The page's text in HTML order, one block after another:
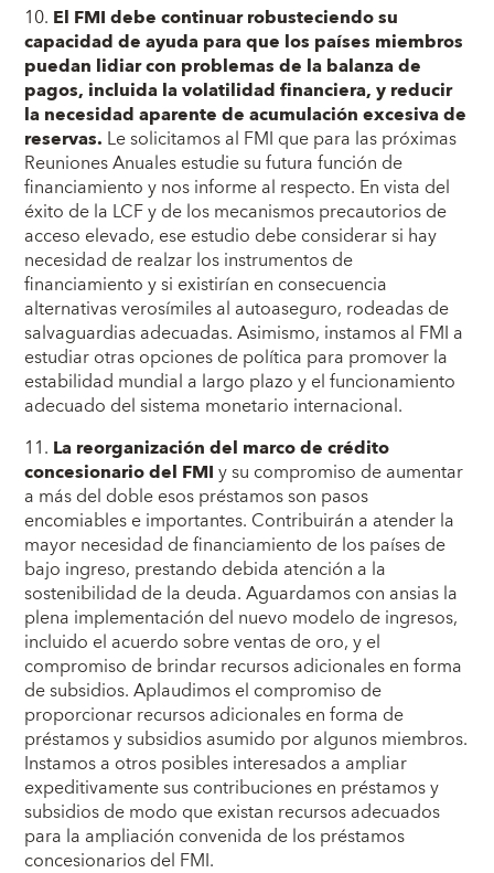
10. El FMI debe continuar robusteciendo su
capacidad de ayuda para que los países miembros
puedan lidiar con problemas de la balanza de
pagos, incluida la volatilidad financiera, y reducir
la necesidad aparente de acumulación excesiva de
reservas. Le solicitamos al FMI que para las próximas
Reuniones Anuales estudie su futura función de
financiamiento y nos informe al respecto. En vista del
éxito de la LCF y de los mecanismos precautorios de
acceso elevado, ese estudio debe considerar si hay
necesidad de realzar los instrumentos de
financiamiento y si existirían en consecuencia
alternativas verosímiles al autoaseguro, rodeadas de
salvaguardias adecuadas. Asimismo, instamos al FMI a
estudiar otras opciones de política para promover la
estabilidad mundial a largo plazo y el funcionamiento
adecuado del sistema monetario internacional.
11. La reorganización del marco de crédito
concesionario del FMIy su compromiso de aumentar
a más del doble esos préstamos son pasos
encomiables e importantes. Contribuirán a atender la
mayor necesidad de financiamiento de los países de
bajo ingreso, prestando debida atención a la
sostenibilidad de la deuda. Aguardamos con ansias la
plena implementación del nuevo modelo de ingresos,
incluido el acuerdo sobre ventas de oro, y el
compromiso de brindar recursos adicionales en forma
de subsidios. Aplaudimos el compromiso de
proporcionar recursos adicionales en forma de
préstamos y subsidios asumido por algunos miembros.
Instamos a otros posibles interesados a ampliar
expeditivamente sus contribuciones en préstamos y
subsidios de modo que existan recursos adecuados
para la ampliación convenida de los préstamos
concesionarios del FMI.